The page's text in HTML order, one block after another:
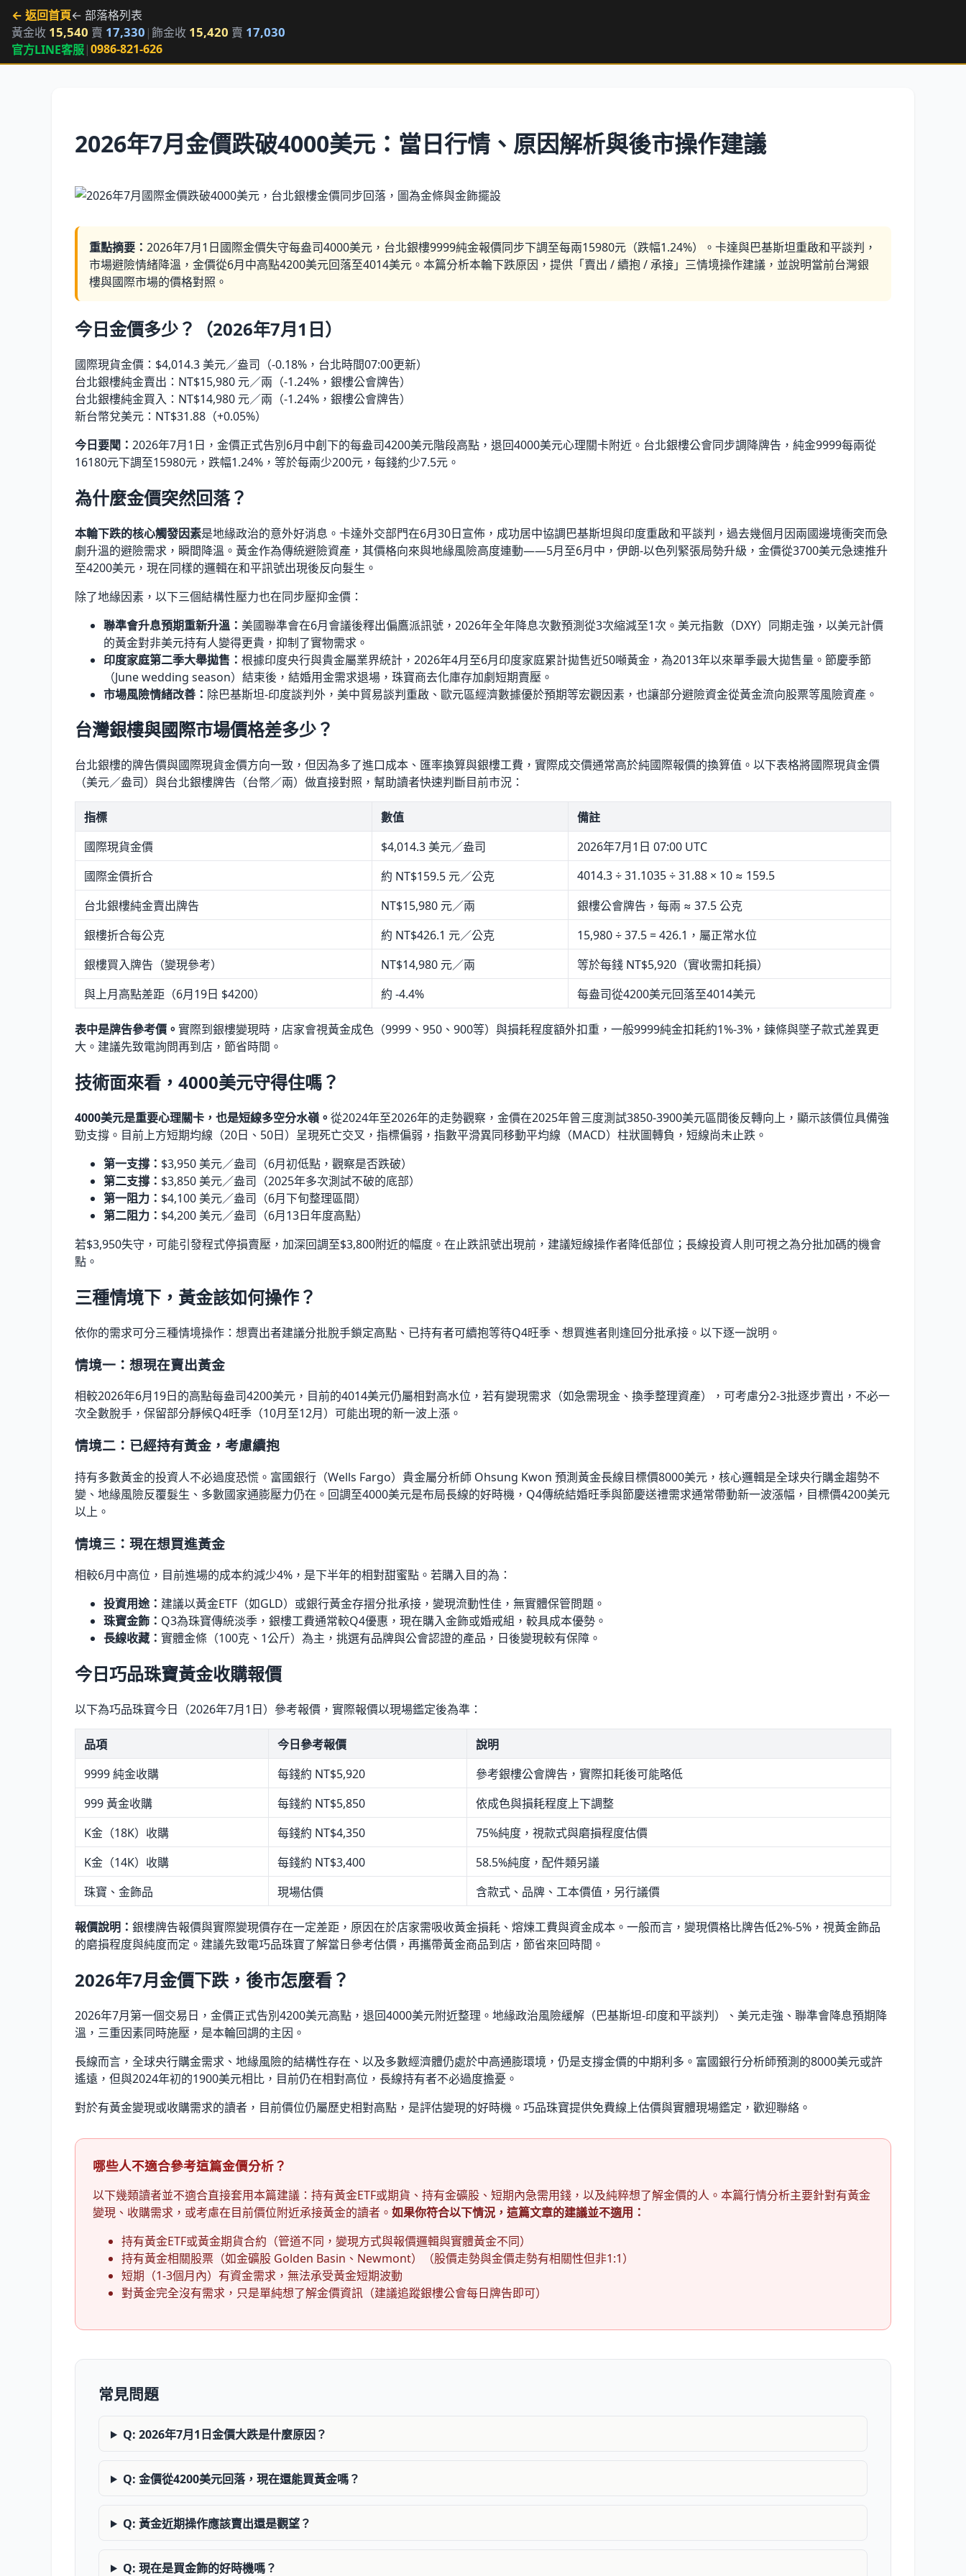
← 返回首頁← 部落格列表
黃金收 15,540 賣 17,330 |飾金收 15,420 賣 17,030
官方LINE客服|0986-821-626
2026年7月金價跌破4000美元：當日行情、原因解析與後市操作建議
重點摘要： 2026年7月1日國際金價失守每盎司4000美元，台北銀樓9999純金報價同步下調至每兩15980元（跌幅1.24%）。卡達與巴基斯坦重啟和平談判，
市場避險情緒降溫，金價從6月中高點4200美元回落至4014美元。本篇分析本輪下跌原因，提供「賣出 / 續抱 / 承接」三情境操作建議，並說明當前台灣銀
樓與國際市場的價格對照。
今日金價多少？（2026年7月1日）
國際現貨金價：$4,014.3 美元／盎司 （-0.18% ，台北時間07:00更新）
台北銀樓純金賣出：NT$15,980 元／兩 （-1.24% ，銀樓公會牌告）
台北銀樓純金買入：NT$14,980 元／兩 （-1.24% ，銀樓公會牌告）
新台幣兌美元：NT$31.88 （+0.05%）
今日要聞： 2026年7月1日，金價正式告別6月中創下的每盎司4200美元階段高點，退回4000美元心理關卡附近。台北銀樓公會同步調降牌告，純金9999每兩從
16180元下調至15980元，跌幅1.24%，等於每兩少200元，每錢約少7.5元。
為什麼金價突然回落？
本輪下跌的核心觸發因素是地緣政治的意外好消息。卡達外交部門在6月30日宣佈，成功居中協調巴基斯坦與印度重啟和平談判，過去幾個月因兩國邊境衝突而急
劇升溫的避險需求，瞬間降溫。黃金作為傳統避險資產，其價格向來與地緣風險高度連動——5月至6月中，伊朗-以色列緊張局勢升級，金價從3700美元急速推升
至4200美元，現在同樣的邏輯在和平訊號出現後反向髮生。
除了地緣因素，以下三個結構性壓力也在同步壓抑金價：
聯準會升息預期重新升溫： 美國聯準會在6月會議後釋出偏鷹派訊號，2026年全年降息次數預測從3次縮減至1次。美元指數（DXY）同期走強，以美元計價
的黃金對非美元持有人變得更貴，抑制了實物需求。
印度家庭第二季大舉拋售： 根據印度央行與貴金屬業界統計，2026年4月至6月印度家庭累計拋售近50噸黃金，為2013年以來單季最大拋售量。節慶季節
（June wedding season）結束後，結婚用金需求退場，珠寶商去化庫存加劇短期賣壓。
市場風險情緒改善： 除巴基斯坦-印度談判外，美中貿易談判重啟、歐元區經濟數據優於預期等宏觀因素，也讓部分避險資金從黃金流向股票等風險資產。
台灣銀樓與國際市場價格差多少？
台北銀樓的牌告價與國際現貨金價方向一致，但因為多了進口成本、匯率換算與銀樓工費，實際成交價通常高於純國際報價的換算值。以下表格將國際現貨金價
（美元／盎司）與台北銀樓牌告（台幣／兩）做直接對照，幫助讀者快速判斷目前市況：
指標 數值
備註
國際現貨金價
$4,014.3 美元／盎司
2026年7月1日 07:00 UTC
國際金價折合
約 NT$159.5 元／公克
4014.3 ÷ 31.1035 ÷ 31.88 × 10 ≈ 159.5
台北銀樓純金賣出牌告
NT$15,980 元／兩
銀樓公會牌告，每兩 ≈ 37.5 公克
銀樓折合每公克
約 NT$426.1 元／公克
15,980 ÷ 37.5 = 426.1，屬正常水位
銀樓買入牌告（變現參考）
NT$14,980 元／兩
等於每錢 NT$5,920（實收需扣耗損）
與上月高點差距（6月19日 $4200）
約 -4.4% 每盎司從4200美元回落至4014美元
表中是牌告參考價。 實際到銀樓變現時，店家會視黃金成色（9999、950、900等）與損耗程度額外扣重，一般9999純金扣耗約1%-3%，鍊條與墜子款式差異更
大。建議先致電詢問再到店，節省時間。
技術面來看，4000美元守得住嗎？
4000美元是重要心理關卡，也是短線多空分水嶺。 從2024年至2026年的走勢觀察，金價在2025年曾三度測試3850-3900美元區間後反轉向上，顯示該價位具備強
勁支撐。目前上方短期均線（20日、50日）呈現死亡交叉，指標偏弱，指數平滑異同移動平均線（MACD）柱狀圖轉負，短線尚未止跌。
第一支撐： $3,950 美元／盎司 （6月初低點，觀察是否跌破）
第二支撐： $3,850 美元／盎司 （2025年多次測試不破的底部）
第一阻力： $4,100 美元／盎司 （6月下旬整理區間）
第二阻力： $4,200 美元／盎司 （6月13日年度高點）
若$3,950失守，可能引發程式停損賣壓，加深回調至$3,800附近的幅度。在止跌訊號出現前，建議短線操作者降低部位；長線投資人則可視之為分批加碼的機會
點。
三種情境下，黃金該如何操作？
依你的需求可分三種情境操作：想賣出者建議分批脫手鎖定高點、已持有者可續抱等待Q4旺季、想買進者則逢回分批承接。以下逐一說明。
情境一：想現在賣出黃金
相較2026年6月19日的高點每盎司4200美元，目前的4014美元仍屬相對高水位，若有變現需求（如急需現金、換季整理資產），可考慮分2-3批逐步賣出，不必一
次全數脫手，保留部分靜候Q4旺季（10月至12月）可能出現的新一波上漲。
情境二：已經持有黃金，考慮續抱
持有多數黃金的投資人不必過度恐慌。富國銀行（Wells Fargo）貴金屬分析師 Ohsung Kwon 預測黃金長線目標價8000美元，核心邏輯是全球央行購金趨勢不
變、地緣風險反覆髮生、多數國家通膨壓力仍在。回調至4000美元是布局長線的好時機，Q4傳統結婚旺季與節慶送禮需求通常帶動新一波漲幅，目標價4200美元
以上。
情境三：現在想買進黃金
相較6月中高位，目前進場的成本約減少4%，是下半年的相對甜蜜點。若購入目的為：
投資用途： 建議以黃金ETF（如GLD）或銀行黃金存摺分批承接，變現流動性佳，無實體保管問題。
珠寶金飾： Q3為珠寶傳統淡季，銀樓工費通常較Q4優惠，現在購入金飾或婚戒組，較具成本優勢。
長線收藏： 實體金條（100克、1公斤）為主，挑選有品牌與公會認證的產品，日後變現較有保障。
今日巧品珠寶黃金收購報價
以下為巧品珠寶今日（2026年7月1日）參考報價，實際報價以現場鑑定後為準：
品項 今日參考報價
說明
9999 純金收購
每錢約 NT$5,920
參考銀樓公會牌告，實際扣耗後可能略低
999 黃金收購
每錢約 NT$5,850
依成色與損耗程度上下調整
K金（18K）收購
每錢約 NT$4,350
75%純度，視款式與磨損程度估價
K金（14K）收購
每錢約 NT$3,400
58.5%純度，配件類另議
珠寶、金飾品
現場估價 含款式、品牌、工本價值，另行議價
報價說明： 銀樓牌告報價與實際變現價存在一定差距，原因在於店家需吸收黃金損耗、熔煉工費與資金成本。一般而言，變現價格比牌告低2%-5%，視黃金飾品
的磨損程度與純度而定。建議先致電巧品珠寶了解當日參考估價，再攜帶黃金商品到店，節省來回時間。
2026年7月金價下跌，後市怎麼看？
2026年7月第一個交易日，金價正式告別4200美元高點，退回4000美元附近整理。地緣政治風險緩解（巴基斯坦-印度和平談判）、美元走強、聯準會降息預期降
溫，三重因素同時施壓，是本輪回調的主因。
長線而言，全球央行購金需求、地緣風險的結構性存在、以及多數經濟體仍處於中高通膨環境，仍是支撐金價的中期利多。富國銀行分析師預測的8000美元或許
遙遠，但與2024年初的1900美元相比，目前仍在相對高位，長線持有者不必過度擔憂。
對於有黃金變現或收購需求的讀者，目前價位仍屬歷史相對高點，是評估變現的好時機。巧品珠寶提供免費線上估價與實體現場鑑定，歡迎聯絡。
哪些人不適合參考這篇金價分析？
以下幾類讀者並不適合直接套用本篇建議：持有黃金ETF或期貨、持有金礦股、短期內急需用錢，以及純粹想了解金價的人。本篇行情分析主要針對有黃金
變現、收購需求，或考慮在目前價位附近承接黃金的讀者。 如果你符合以下情況，這篇文章的建議並不適用：
持有黃金ETF或黃金期貨合約（管道不同，變現方式與報價邏輯與實體黃金不同）
持有黃金相關股票（如金礦股 Golden Basin、Newmont）（股價走勢與金價走勢有相關性但非1:1）
短期（1-3個月內）有資金需求，無法承受黃金短期波動
對黃金完全沒有需求，只是單純想了解金價資訊（建議追蹤銀樓公會每日牌告即可）
常見問題
Q: 2026年7月1日金價大跌是什麼原因？
Q: 金價從4200美元回落，現在還能買黃金嗎？
Q: 黃金近期操作應該賣出還是觀望？
Q: 現在是買金飾的好時機嗎？